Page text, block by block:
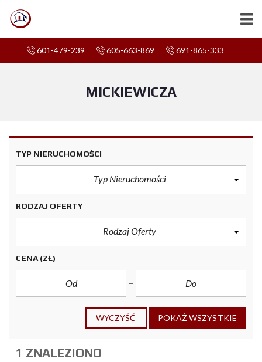
601-479-239 605-663-869 691-865-333
MICKIEWICZA
TYP NIERUCHOMOŚCI
Typ Nieruchomości
RODZAJ OFERTY
Rodzaj Oferty
CENA (ZŁ)
WYCZYŚĆ POKAŻ WSZYSTKIE
1 ZNALEZIONO